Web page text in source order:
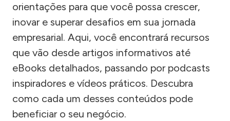
orientações para que você possa crescer,
inovar e superar desafios em sua jornada
empresarial. Aqui, você encontrará recursos
que vão desde artigos informativos até
eBooks detalhados, passando por podcasts
inspiradores e vídeos práticos. Descubra
como cada um desses conteúdos pode
beneficiar o seu negócio.